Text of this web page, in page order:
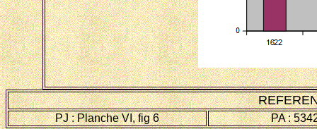
PJ : Planche VI, fig 6 PA :